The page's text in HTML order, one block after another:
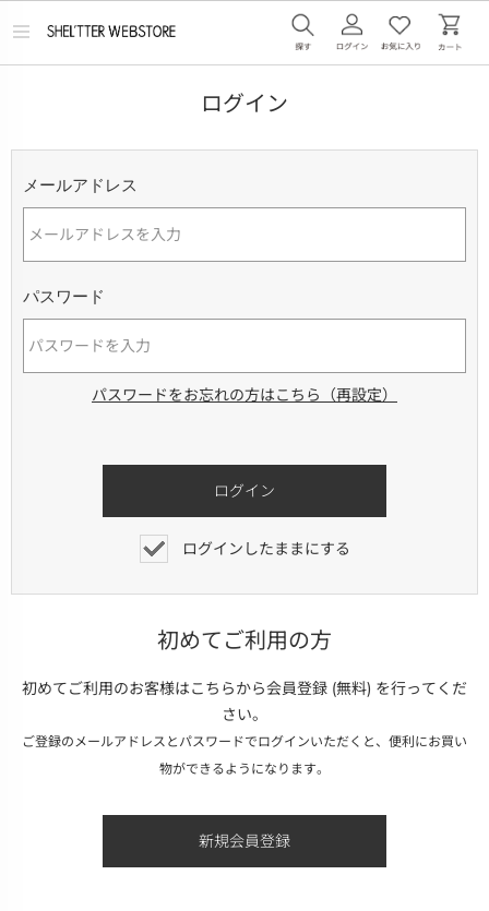
メ
ログイン
メールアドレス
パスワード
パスワードをお忘れの方はこちら（再設定）
ログインしたままにする
初めてご利用の方
初めてご利用のお客様はこちらから会員登録 (無料) を行ってくだ
さい。
ご登録のメールアドレスとパスワードでログインいただくと、便利にお買い
物ができるようになります。